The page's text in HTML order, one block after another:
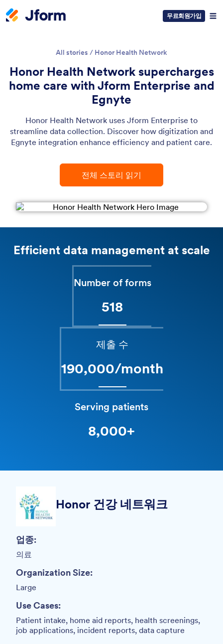
무료회원가입
All stories / Honor Health Network
Honor Health Network supercharges
home care with Jform Enterprise and
Egnyte
Honor Health Network uses Jform Enterprise to
streamline data collection. Discover how digitization and
Egnyte integration enhance efficiency and patient care.
전체 스토리 읽기
Efficient data management at scale
Number of forms
518
제출 수
190,000/month
Serving patients
8,000+
Honor 건강 네트워크
업종:
의료
Organization Size:
Large
Use Cases:
Patient intake, home aid reports, health screenings,
job applications, incident reports, data capture